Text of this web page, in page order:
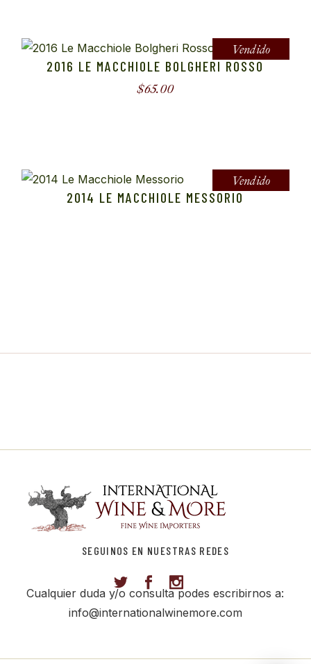
Vendido
2016 LE MACCHIOLE BOLGHERI ROSSO
$65.00
Vendido
2014 LE MACCHIOLE MESSORIO
SEGUINOS EN NUESTRAS REDES
Cualquier duda y/o consulta podes escribirnos a:
info@internationalwinemore.com